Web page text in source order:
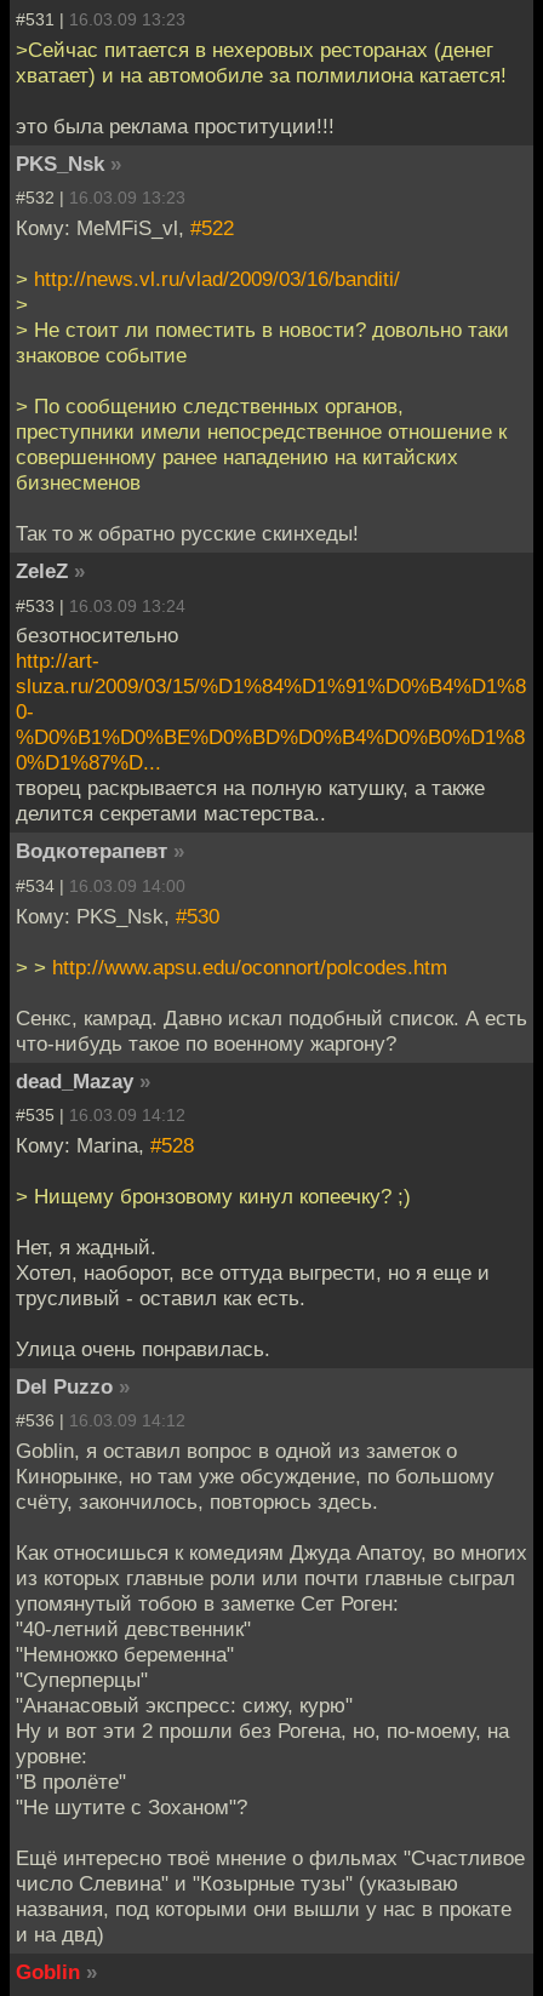
#531 | 16.03.09 13:23
>Сейчас питается в нехеровых ресторанах (денег
хватает) и на автомобиле за полмилиона катается!
это была реклама проституции!!!
PKS_Nsk »
#532 | 16.03.09 13:23
Кому: MeMFiS_vl, #522
> http://news.vl.ru/vlad/2009/03/16/banditi/
>
> Не стоит ли поместить в новости? довольно таки
знаковое событие
> По сообщению следственных органов,
преступники имели непосредственное отношение к
совершенному ранее нападению на китайских
бизнесменов
Так то ж обратно русские скинхеды!
ZeleZ »
#533 | 16.03.09 13:24
безотносительно
http://art-
sluza.ru/2009/03/15/%D1%84%D1%91%D0%B4%D1%8
0-
%D0%B1%D0%BE%D0%BD%D0%B4%D0%B0%D1%8
0%D1%87%D...
творец раскрывается на полную катушку, а также
делится секретами мастерства..
Водкотерапевт »
#534 | 16.03.09 14:00
Кому: PKS_Nsk, #530
> > http://www.apsu.edu/oconnort/polcodes.htm
Сенкс, камрад. Давно искал подобный список. А есть
что-нибудь такое по военному жаргону?
dead_Mazay »
#535 | 16.03.09 14:12
Кому: Marina, #528
> Нищему бронзовому кинул копеечку? ;)
Нет, я жадный.
Хотел, наоборот, все оттуда выгрести, но я еще и
трусливый - оставил как есть.
Улица очень понравилась.
Del Puzzo »
#536 | 16.03.09 14:12
Goblin, я оставил вопрос в одной из заметок о
Кинорынке, но там уже обсуждение, по большому
счёту, закончилось, повторюсь здесь.
Как относишься к комедиям Джуда Апатоу, во многих
из которых главные роли или почти главные сыграл
упомянутый тобою в заметке Сет Роген:
"40-летний девственник"
"Немножко беременна"
"Суперперцы"
"Ананасовый экспресс: сижу, курю"
Ну и вот эти 2 прошли без Рогена, но, по-моему, на
уровне:
"В пролёте"
"Не шутите с Зоханом"?
Ещё интересно твоё мнение о фильмах "Счастливое
число Слевина" и "Козырные тузы" (указываю
названия, под которыми они вышли у нас в прокате
и на двд)
Goblin »